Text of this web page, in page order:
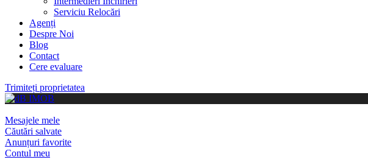
Serviciu Relocări
Agenți
Despre Noi
Blog
Contact
Cere evaluare
Trimiteți proprietatea
Mesajele mele
Căutări salvate
Anunțuri favorite
Contul meu